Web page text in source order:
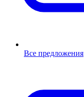
Все предложения